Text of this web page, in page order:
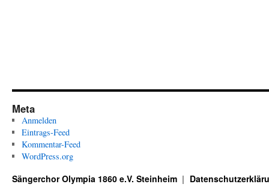
Meta
Anmelden
Eintrags-Feed
Kommentar-Feed
WordPress.org
Sängerchor Olympia 1860 e.V. Steinheim